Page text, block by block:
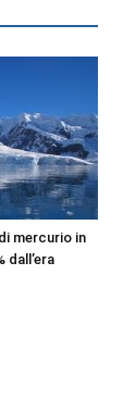
mercurio in
dall’era